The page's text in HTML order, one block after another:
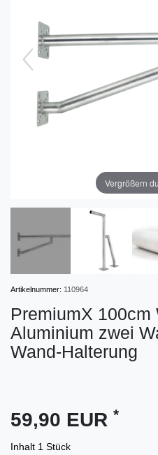
Vergrößern
Artikelnummer: 110964
PremiumX 100cm
Aluminium zwei
Wand-Halterung
59,90 EUR *
Inhalt 1 Stück